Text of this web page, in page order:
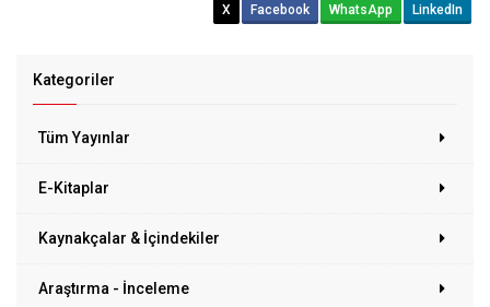
Kategoriler
Tüm Yayınlar
E-Kitaplar
Kaynakçalar & İçindekiler
Araştırma - İnceleme
X Facebook WhatsApp LinkedIn